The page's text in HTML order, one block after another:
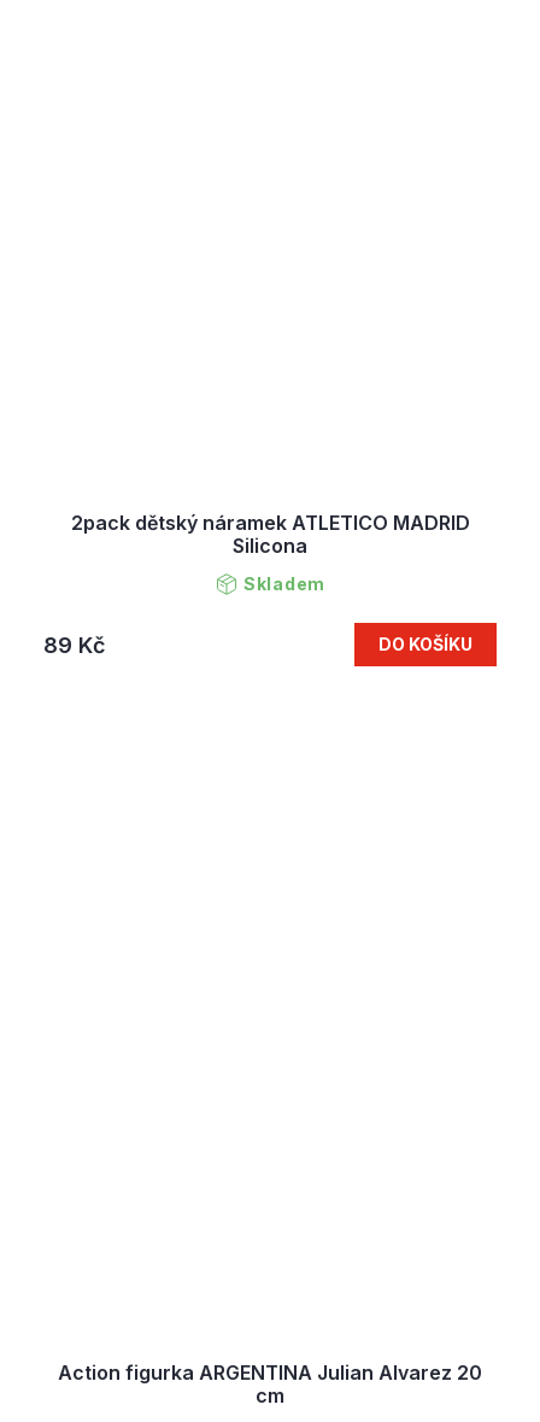
2pack dětský náramek ATLETICO MADRID
Silicona
Skladem
89 Kč DO KOŠÍKU
Action figurka ARGENTINA Julian Alvarez 20
cm